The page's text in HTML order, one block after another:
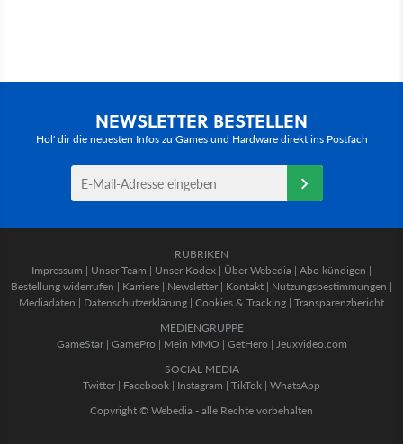
NEWSLETTER BESTELLEN
Hol' dir die neuesten Infos zu Games und Hardware direkt ins Postfach
RUBRIKEN
Impressum | Unser Team | Unser Kodex | Über Webedia | Abo kündigen |
Bestellung widerrufen | Karriere | Newsletter | Kontakt | Nutzungsbestimmungen |
Mediadaten | Datenschutzerklärung | Cookies & Tracking | Transparenzbericht
MEDIENGRUPPE
GameStar| GamePro | Mein MMO | GetHero | Jeuxvideo.com
SOCIAL MEDIA
Twitter | Facebook | Instagram | TikTok | WhatsApp
Copyright © Webedia - alle Rechte vorbehalten